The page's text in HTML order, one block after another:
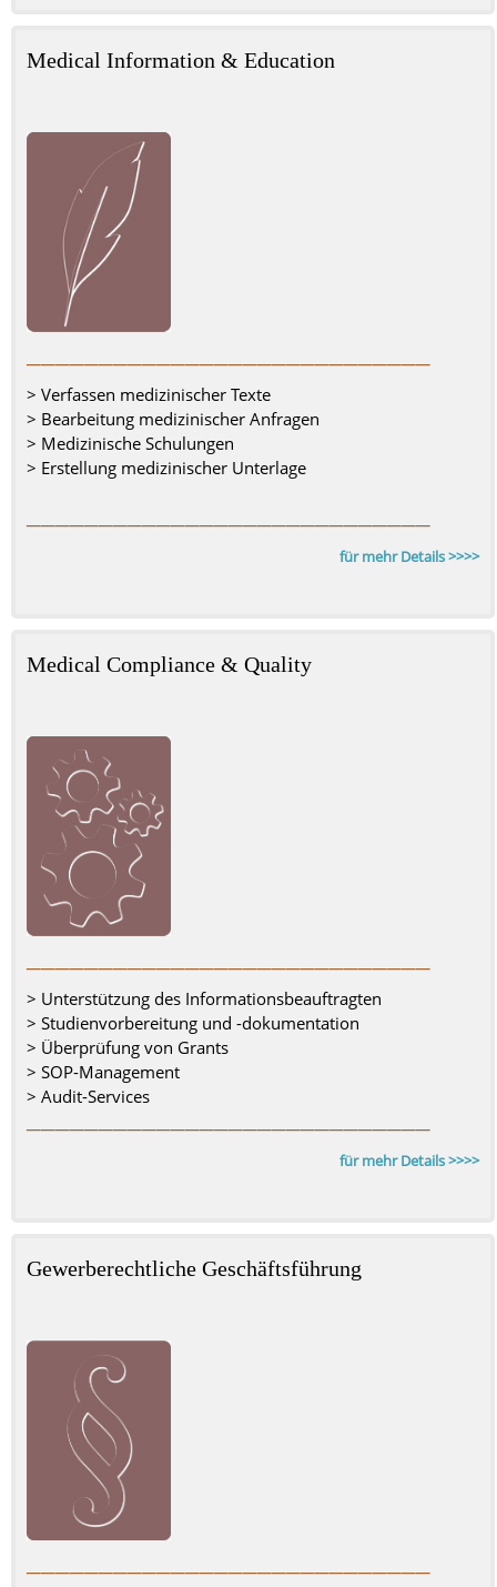
Medical Information & Education
––––––––––––––––––––––––––––
> Verfassen medizinischer Texte
> Bearbeitung medizinischer Anfragen
> Medizinische Schulungen
> Erstellung medizinischer Unterlage
––––––––––––––––––––––––––––
für mehr Details >>>>
Medical Compliance & Quality
––––––––––––––––––––––––––––
> Unterstützung des Informationsbeauftragten
> Studienvorbereitung und -dokumentation
> Überprüfung von Grants
> SOP-Management
> Audit-Services
––––––––––––––––––––––––––––
für mehr Details >>>>
Gewerberechtliche Geschäftsführung
––––––––––––––––––––––––––––